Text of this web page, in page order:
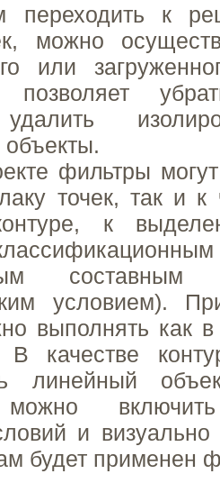
переходить к
можно
или
позволяет
фильтры
точек, так и к
к
условием).
выполнять как
качестве
линейный
включить
и
будет применен